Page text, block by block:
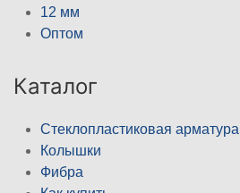
12 мм
Оптом
Каталог
Стеклопластиковая арматура
Колышки
Фибра